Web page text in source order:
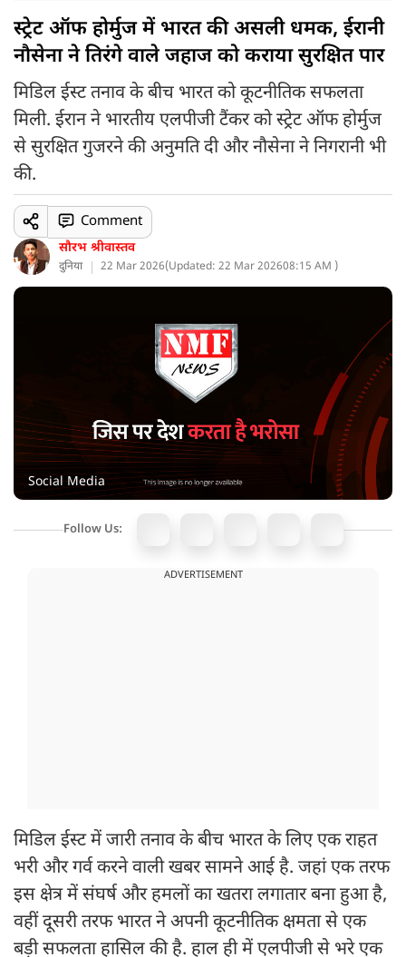
स्ट्रेट ऑफ होर्मुज में भारत की असली धमक, ईरानी
नौसेना ने तिरंगे वाले जहाज को कराया सुरक्षित पार
मिडिल ईस्ट तनाव के बीच भारत को कूटनीतिक सफलता
मिली. ईरान ने भारतीय एलपीजी टैंकर को स्ट्रेट ऑफ होर्मुज
से सुरक्षित गुजरने की अनुमति दी और नौसेना ने निगरानी भी
की.
सौरभ श्रीवास्तव
दुनिया 22 Mar 2026(Updated: 22 Mar 202608:15 AM )
Comment
Social Media
Follow Us:
ADVERTISEMENT
मिडिल ईस्ट में जारी तनाव के बीच भारत के लिए एक राहत
भरी और गर्व करने वाली खबर सामने आई है. जहां एक तरफ
इस क्षेत्र में संघर्ष और हमलों का खतरा लगातार बना हुआ है,
वहीं दूसरी तरफ भारत ने अपनी कूटनीतिक क्षमता से एक
बड़ी सफलता हासिल की है. हाल ही में एलपीजी से भरे एक